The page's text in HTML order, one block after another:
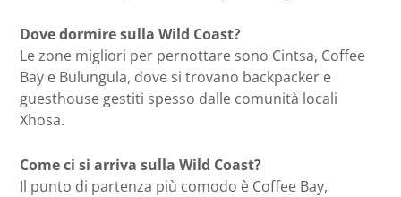
Dove dormire sulla Wild Coast?
Le zone migliori per pernottare sono Cintsa, Coffee
Bay e Bulungula, dove si trovano backpacker e
guesthouse gestiti spesso dalle comunità locali
Xhosa.
Come ci si arriva sulla Wild Coast?
Il punto di partenza più comodo è Coffee Bay,